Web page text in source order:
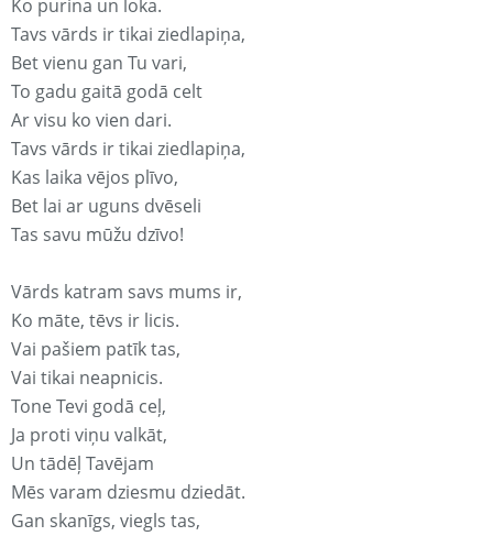
Ko purina un loka.
Tavs vārds ir tikai ziedlapiņa,
Bet vienu gan Tu vari,
To gadu gaitā godā celt
Ar visu ko vien dari.
Tavs vārds ir tikai ziedlapiņa,
Kas laika vējos plīvo,
Bet lai ar uguns dvēseli
Tas savu mūžu dzīvo!
Vārds katram savs mums ir,
Ko māte, tēvs ir licis.
Vai pašiem patīk tas,
Vai tikai neapnicis.
Tone Tevi godā ceļ,
Ja proti viņu valkāt,
Un tādēļ Tavējam
Mēs varam dziesmu dziedāt.
Gan skanīgs, viegls tas,